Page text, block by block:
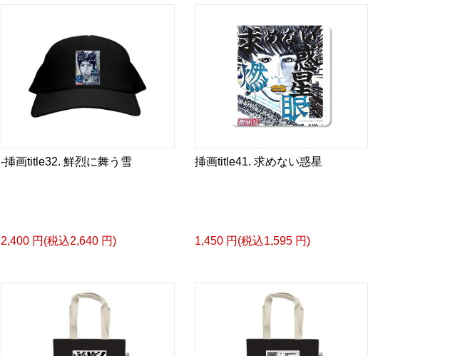
-挿画title32. 鮮烈に舞う雪
2,400 円(税込2,640 円)
挿画title41. 求めない惑星
1,450 円(税込1,595 円)